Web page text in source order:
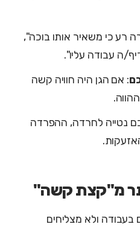
רע כי משאיר אותו בוכה",
ה עבודה עליו".
: אם הגן היה חוויה קשה
נטייה לחרדה, ההפרדה
מ"קצת קשה"
בעבודה ולא מצליחים